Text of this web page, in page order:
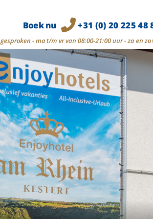
Boek nu +31 (0) 20 225 48
- ma t/m vr van 08:00-21:00 uur - za en zo